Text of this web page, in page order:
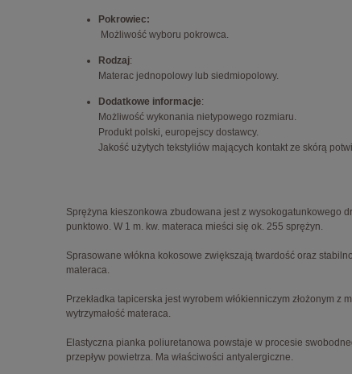
Pokrowiec:
Możliwość wyboru pokrowca.
Rodzaj:
Materac jednopolowy lub siedmiopolowy.
Dodatkowe informacje:
Możliwość wykonania nietypowego rozmiaru.
Produkt polski, europejscy dostawcy.
Jakość użytych tekstyliów mających kontakt ze skórą
Sprężyna kieszonkowa zbudowana jest z wysokogatunkowego
punktowo. W 1 m. kw. materaca mieści się ok. 255 sprężyn.
Sprasowane włókna kokosowe zwiększają twardość oraz
materaca.
Przekładka tapicerska jest wyrobem włókienniczym złożonym
wytrzymałość materaca.
Elastyczna pianka poliuretanowa powstaje w procesie
przepływ powietrza. Ma właściwości antyalergiczne.